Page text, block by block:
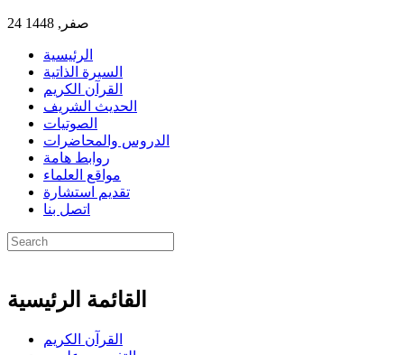
24 صفر, 1448
الرئيسية
السيرة الذاتية
القرآن الكريم
الحديث الشريف
الصوتيات
الدروس والمحاضرات
روابط هامة
مواقع العلماء
تقديم استشارة
اتصل بنا
القائمة الرئيسية
القرآن الكريم